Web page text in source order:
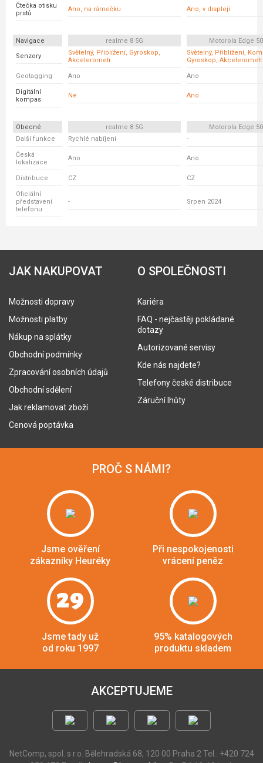
Čtečka otisku
prstů
Ano, na rámečku Ano, v displeji
Navigace realme 8 5G
Motorola Edge
Senzory
Světelný, Přiblížení, Gyroskop,
Akcelerometr
Světelný, Přiblížení,
Gyroskop, Akcelerometr
Geotagging Ano Ano
Digitální
kompas
Ne Ano
Obecné realme 8 5G
Motorola Edge
Další funkce
Rychlé nabíjení -
Česká
lokalizace
Ano Ano
Distribuce CZ CZ
Oficiální
představení
telefonu
- Srpen 2024
JAK NAKUPOVAT
Možnosti dopravy
Možnosti platby
Nákup na splátky
Obchodní podmínky
Zpracování osobních údajů
Obchodní sdělení
Jak reklamovat zboží
Cenová poptávka
O SPOLEČNOSTI
Kariéra
FAQ - nejčastěji pokládané
dotazy
Autorizované servisy
Kde nás najdete?
Telefony české distribuce
Záruční lhůty
PROČ S NÁMI?
Jsme ověření
zákazníky Heuréky
Při nespokojenosti
vrácení peněz
29
Jsme tady už
od roku 1997
95% katalogových
produktu skladem
AKCEPTUJEME
NetComp, spol. s r.o. Bělehradská 68, 120 00 Praha 2 Tel.: +420 724